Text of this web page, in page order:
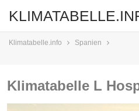
Klimatabelle.info Spanien
Klimatabelle L